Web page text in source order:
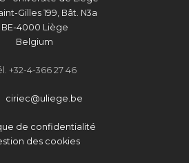
Gilles 199, Bât. N3a
BE-4000 Liège
Belgium
+32-4-366 27 46
ciriec@uliege.be
de confidentialité
des cookies